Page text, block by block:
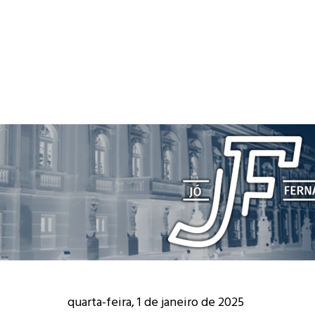
quarta-feira, 1 de janeiro de 2025